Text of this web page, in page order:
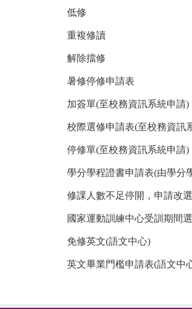
低修
重複修讀
解除擋修
暑修停修申請表
加簽單(至校務資訊系統申請)
校際選修申請表(至校務資訊
停修單(至校務資訊系統申請)
學分學程證書申請表(由學分
修課人數不足停開，申請改
國家運動訓練中心受訓期間
免修英文(語文中心)
英文畢業門檻申請表(語文中